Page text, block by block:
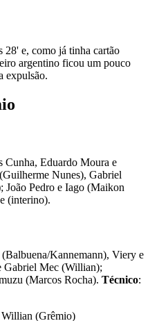
28' e, como já tinha cartão
argentino ficou um pouco
expulsão.
Cunha, Eduardo Moura e
Nunes), Gabriel
Pedro e Iago (Maikon
(interino).
Kannemann), Viery e
Gabriel Mec (Willian);
(Marcos Rocha). Técnico:
Willian (Grêmio)